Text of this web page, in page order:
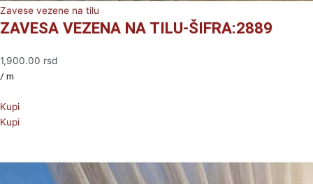
Zavese vezene na tilu
ZAVESA VEZENA NA TILU-ŠIFRA:2889
1,900.00 rsd
/ m
Kupi
Kupi